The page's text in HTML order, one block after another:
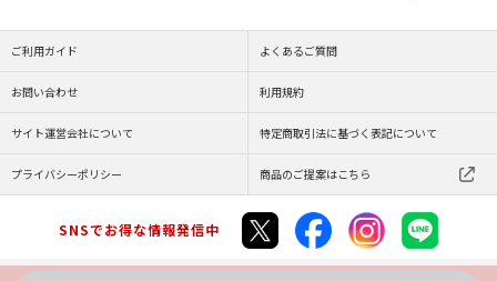
ご利用ガイド よくあるご質問
お問い合わせ 利用規約
サイト運営会社について 特定商取引法に基づく表記について
プライバシーポリシー 商品のご提案はこちら
SNSでお得な情報発信中